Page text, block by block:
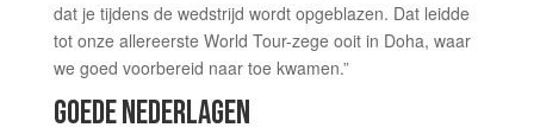
dat je tijdens de wedstrijd wordt opgeblazen. Dat leidde
tot onze allereerste World Tour-zege ooit in Doha, waar
we goed voorbereid naar toe kwamen.”
GOEDE NEDERLAGEN